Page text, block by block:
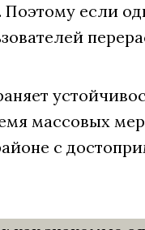
если
массовых
с